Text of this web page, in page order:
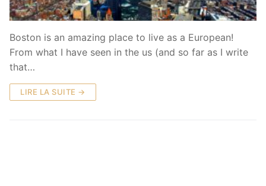
Boston is an amazing place to live as a European!
From what I have seen in the us (and so far as I write
that…
LIRE LA SUITE →